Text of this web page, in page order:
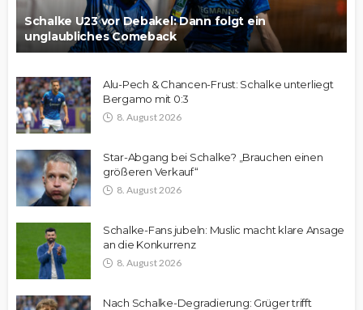
Schalke U23 vor Debakel: Dann folgt ein
unglaubliches Comeback
Alu-Pech & Chancen-Frust: Schalke unterliegt
Bergamo mit 0:3
8. August 2026
Star-Abgang bei Schalke? „Brauchen einen
größeren Verkauf“
8. August 2026
Schalke-Fans jubeln: Muslic macht klare Ansage
an die Konkurrenz
8. August 2026
Nach Schalke-Degradierung: Grüger trifft